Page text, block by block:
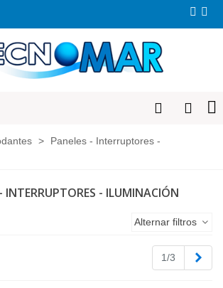
>
Paneles - Interruptores -
INTERRUPTORES - ILUMINACIÓN
Alternar filtros
1/3